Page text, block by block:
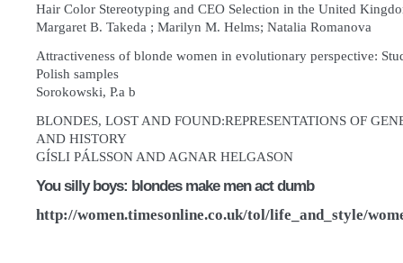
Hair Color Stereotyping and CEO Selection in the United
Margaret B. Takeda ; Marilyn M. Helms; Natalia Romanova
Attractiveness of blonde women in evolutionary perspective:
Polish samples
Sorokowski, P.a b
BLONDES, LOST AND FOUND:REPRESENTATIONS OF
AND HISTORY
GÍSLI PÁLSSON AND AGNAR HELGASON
You silly boys: blondes make men act dumb
http://women.timesonline.co.uk/tol/life_and_style/